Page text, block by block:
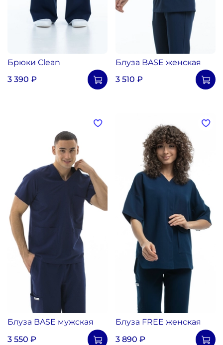
Брюки Clean
3 390 ₽
Блуза BASE женская
3 510 ₽
Блуза BASE мужская
3 550 ₽
Блуза FREE женская
3 890 ₽